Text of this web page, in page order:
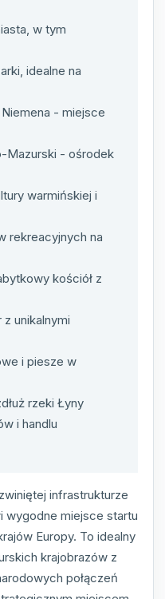
w tym
idealne na
- miejsce
Mazurski - ośrodek
warmińskiej i
rekreacyjnych na
kościół z
unikalnymi
i piesze w
rzeki Łyny
i handlu
infrastrukturze
wygodne miejsce startu
Europy. To idealny
krajobrazów z
połączeń